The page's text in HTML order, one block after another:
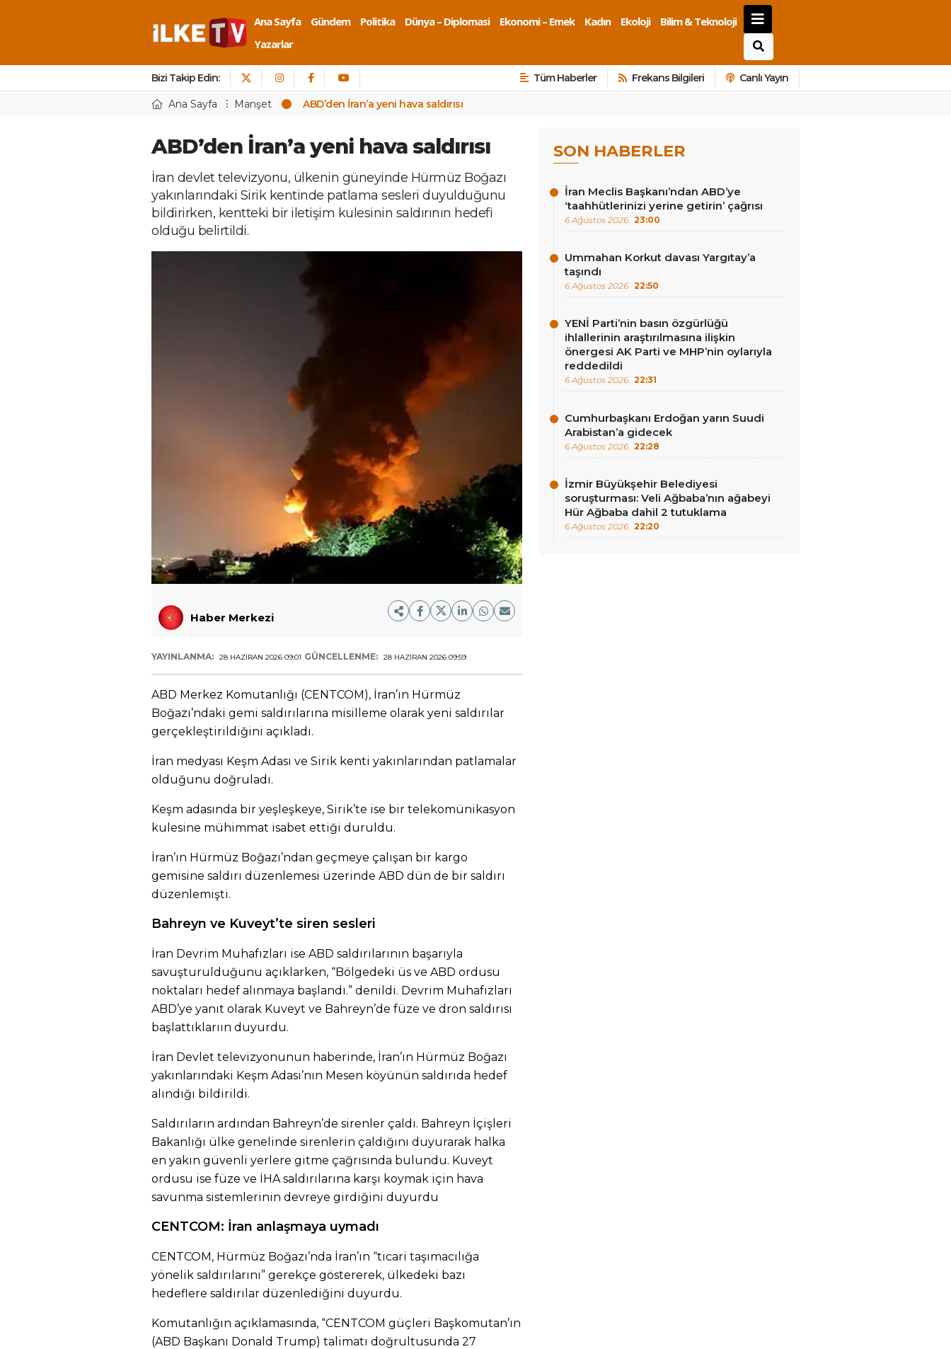
Ana Sayfa Gündem Politika Dünya – Diplomasi Ekonomi – Emek Kadın Ekoloji
Bilim & Teknoloji
Yazarlar
Bizi Takip Edin: Tüm Haberler Frekans Bilgileri Canlı Yayın
Ana Sayfa Manşet ABD’den İran’a yeni hava saldırısı
ABD’den İran’a yeni hava saldırısı
İran devlet televizyonu, ülkenin güneyinde Hürmüz Boğazı
yakınlarındaki Sirik kentinde patlama sesleri duyulduğunu
bildirirken, kentteki bir iletişim kulesinin saldırının hedefi
olduğu belirtildi.
Haber Merkezi
YAYINLANMA: 28 HAZIRAN 2026 09:01 GÜNCELLENME: 28 HAZIRAN 2026 09:59
ABD Merkez Komutanlığı (CENTCOM), İran’ın Hürmüz
Boğazı’ndaki gemi saldırılarına misilleme olarak yeni saldırılar
gerçekleştirildiğini açıkladı.
İran medyası Keşm Adası ve Sirik kenti yakınlarından patlamalar
olduğunu doğruladı.
Keşm adasında bir yeşleşkeye, Sirik’te ise bir telekomünikasyon
kulesine mühimmat isabet ettiği duruldu.
İran’ın Hürmüz Boğazı’ndan geçmeye çalışan bir kargo
gemisine saldırı düzenlemesi üzerinde ABD dün de bir saldırı
düzenlemişti.
Bahreyn ve Kuveyt’te siren sesleri
İran Devrim Muhafızları ise ABD saldırılarının başarıyla
savuşturulduğunu açıklarken, “Bölgedeki üs ve ABD ordusu
noktaları hedef alınmaya başlandı.” denildi. Devrim Muhafızları
ABD’ye yanıt olarak Kuveyt ve Bahreyn’de füze ve dron saldırısı
başlattıklarıın duyurdu.
İran Devlet televizyonunun haberinde, İran’ın Hürmüz Boğazı
yakınlarındaki Keşm Adası’nın Mesen köyünün saldırıda hedef
alındığı bildirildi.
Saldırıların ardından Bahreyn’de sirenler çaldı. Bahreyn İçişleri
Bakanlığı ülke genelinde sirenlerin çaldığını duyurarak halka
en yakın güvenli yerlere gitme çağrısında bulundu. Kuveyt
ordusu ise füze ve İHA saldırılarına karşı koymak için hava
savunma sistemlerinin devreye girdiğini duyurdu
CENTCOM: İran anlaşmaya uymadı
CENTCOM, Hürmüz Boğazı’nda İran’ın “ticari taşımacılığa
yönelik saldırılarını” gerekçe göstererek, ülkedeki bazı
hedeflere saldırılar düzenlediğini duyurdu.
Komutanlığın açıklamasında, “CENTCOM güçleri Başkomutan’ın
(ABD Başkanı Donald Trump) talimatı doğrultusunda 27
SON HABERLER
İran Meclis Başkanı’ndan ABD’ye
‘taahhütlerinizi yerine getirin’ çağrısı
6 Ağustos 2026 23:00
Ummahan Korkut davası Yargıtay’a
taşındı
6 Ağustos 2026 22:50
YENİ Parti’nin basın özgürlüğü
ihlallerinin araştırılmasına ilişkin
önergesi AK Parti ve MHP’nin oylarıyla
reddedildi
6 Ağustos 2026 22:31
Cumhurbaşkanı Erdoğan yarın Suudi
Arabistan’a gidecek
6 Ağustos 2026 22:28
İzmir Büyükşehir Belediyesi
soruşturması: Veli Ağbaba’nın ağabeyi
Hür Ağbaba dahil 2 tutuklama
6 Ağustos 2026 22:20